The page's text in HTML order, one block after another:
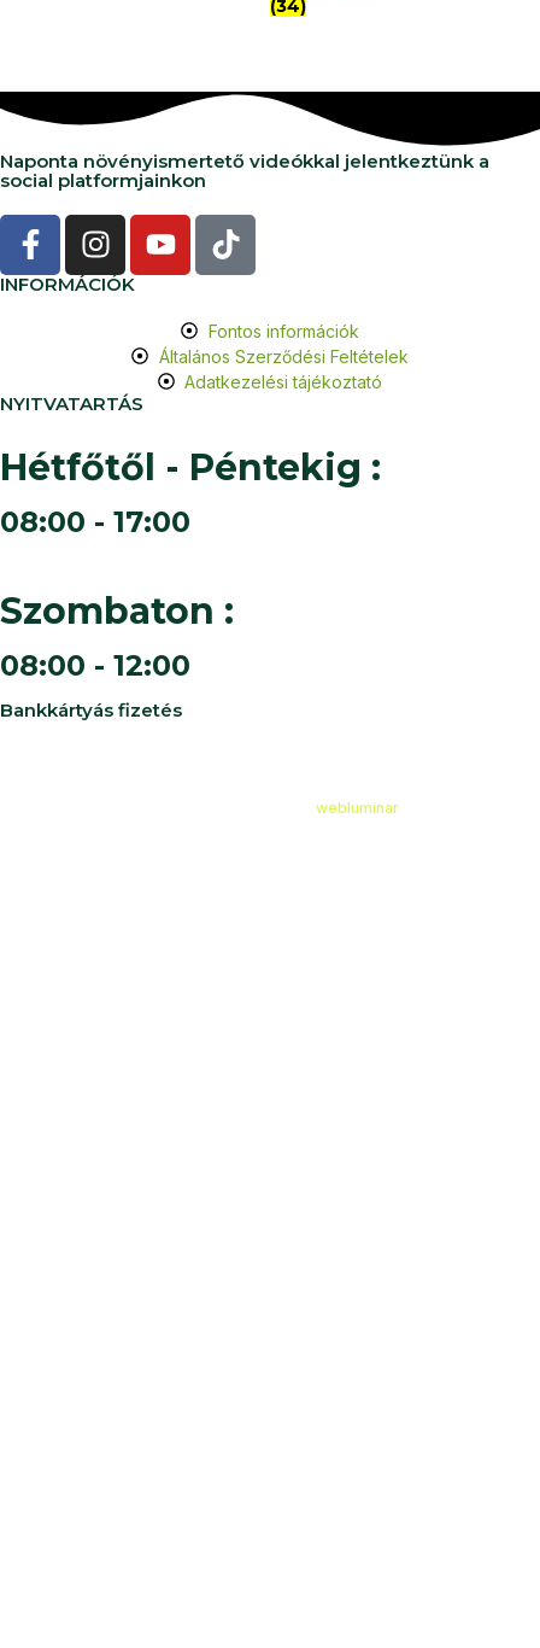
(34)
Naponta növényismertető videókkal jelentkeztünk a
social platformjainkon
INFORMÁCIÓK
Fontos információk
Általános Szerződési Feltételek
Adatkezelési tájékoztató
NYITVATARTÁS
Hétfőtől - Péntekig :
08:00 - 17:00
Szombaton :
08:00 - 12:00
Bankkártyás fizetés
webluminar